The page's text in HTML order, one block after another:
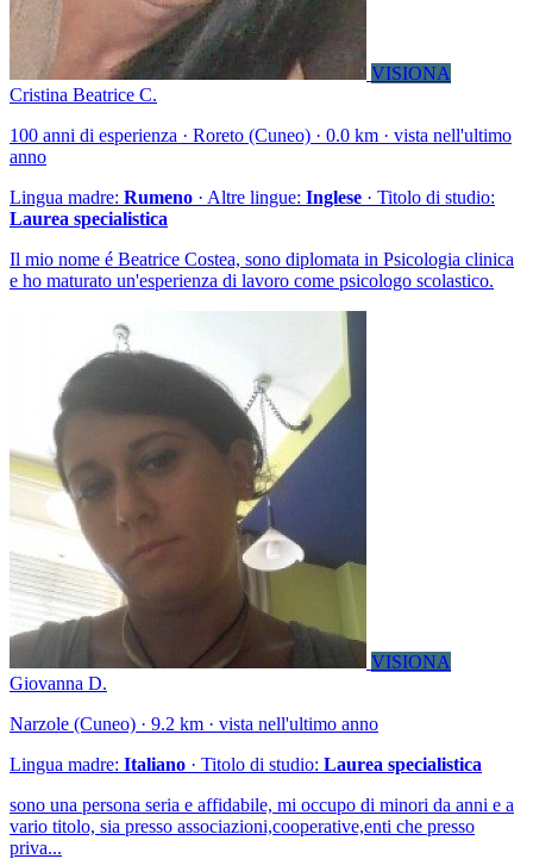
VISIONA
Cristina Beatrice C.
100 anni di esperienza · Roreto (Cuneo) · 0.0 km · vista nell'ultimo
anno
Lingua madre: Rumeno · Altre lingue: Inglese · Titolo di studio:
Laurea specialistica
Il mio nome é Beatrice Costea, sono diplomata in Psicologia clinica
e ho maturato un'esperienza di lavoro come psicologo scolastico.
VISIONA
Giovanna D.
Narzole (Cuneo) · 9.2 km · vista nell'ultimo anno
Lingua madre: Italiano · Titolo di studio: Laurea specialistica
sono una persona seria e affidabile, mi occupo di minori da anni e a
vario titolo, sia presso associazioni,cooperative,enti che presso
priva...